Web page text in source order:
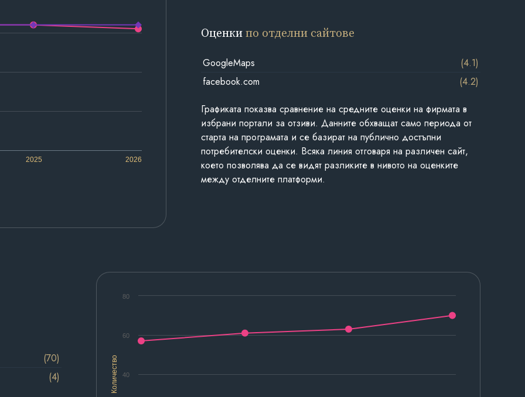
2025 2026
Оценкипо отделни сайтове
GoogleMaps
(4.1)
facebook.com
(4.2)
Графиката показва сравнение на средните оценки на фирмата в
избрани портали за отзиви. Данните обхващат само периода от
старта на програмата и се базират на публично достъпни
потребителски оценки. Всяка линия отговаря на различен сайт,
което позволява да се видят разликите в нивото на оценките
между отделните платформи.
Количество 40
60
80
(70)
(4)